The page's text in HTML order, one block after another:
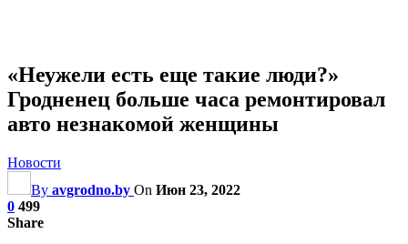
«Неужели есть еще такие люди?»
Гродненец больше часа ремонтировал
авто незнакомой женщины
Новости
By avgrodno.by On Июн 23, 2022
0 499
Share